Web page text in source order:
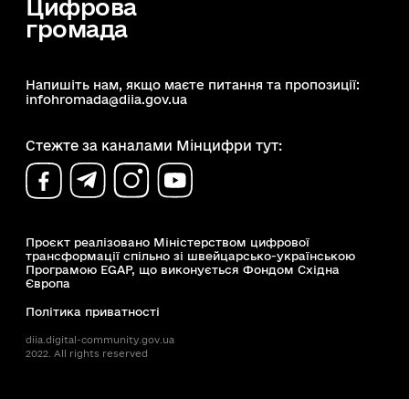
Цифрова
громада
Напишіть нам, якщо маєте питання та пропозиції:
infohromada@diia.gov.ua
Стежте за каналами Мінцифри тут:
Проєкт реалізовано Міністерством цифрової
трансформації спільно зі швейцарсько-українською
Програмою EGAP, що виконується Фондом Східна
Європа
Політика приватності
diia.digital-community.gov.ua
2022. All rights reserved